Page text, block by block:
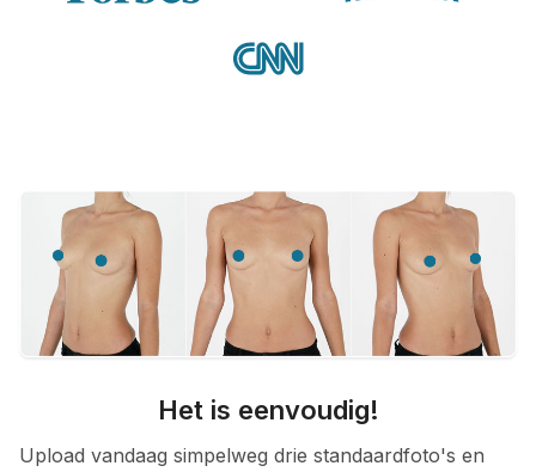
Het is eenvoudig!
Upload vandaag simpelweg drie standaardfoto's en